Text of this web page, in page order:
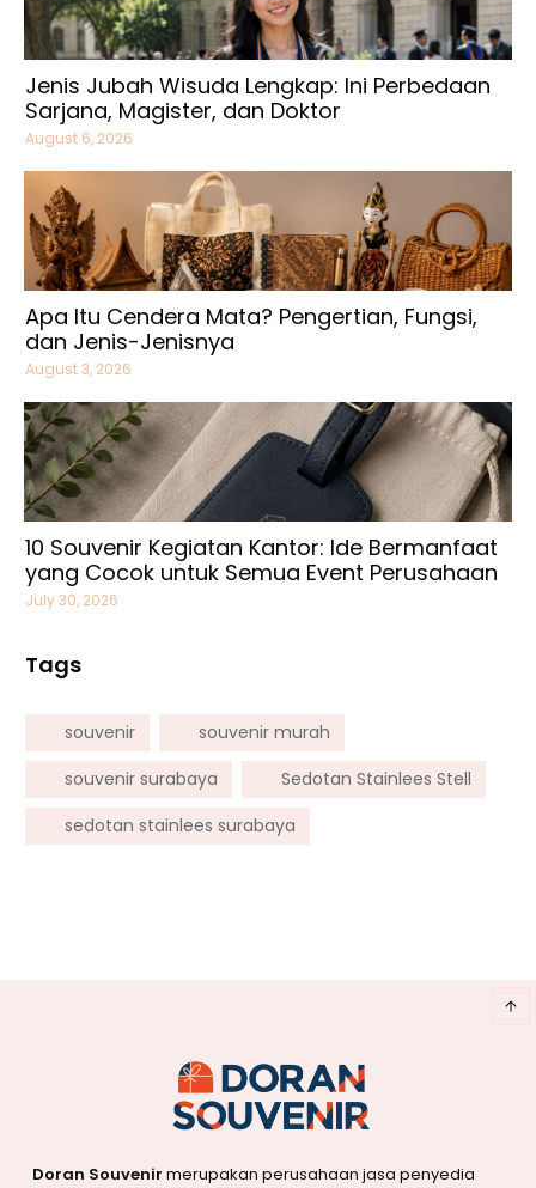
Jenis Jubah Wisuda Lengkap: Ini Perbedaan
Sarjana, Magister, dan Doktor
August 6, 2026
Apa Itu Cendera Mata? Pengertian, Fungsi,
dan Jenis-Jenisnya
August 3, 2026
10 Souvenir Kegiatan Kantor: Ide Bermanfaat
yang Cocok untuk Semua Event Perusahaan
July 30, 2026
Tags
souvenir
souvenir murah
souvenir surabaya
Sedotan Stainlees Stell
sedotan stainlees surabaya
Doran Souvenir merupakan perusahaan jasa penyedia